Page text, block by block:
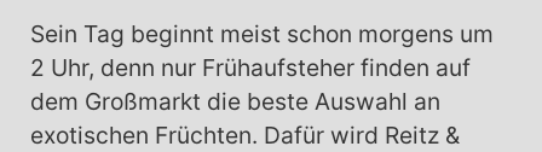
Sein Tag beginnt meist schon morgens um
2 Uhr, denn nur Frühaufsteher finden auf
dem Großmarkt die beste Auswahl an
exotischen Früchten. Dafür wird Reitz &